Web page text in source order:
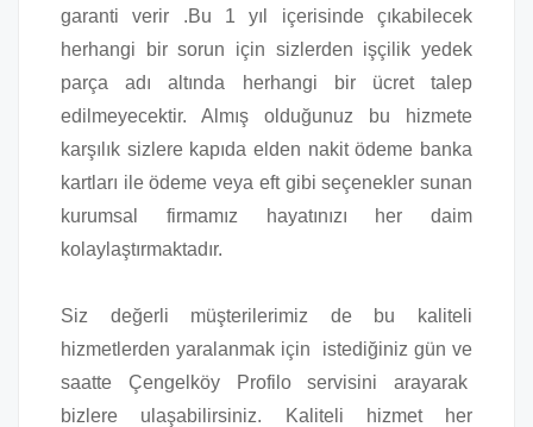
garanti verir .Bu 1 yıl içerisinde çıkabilecek
herhangi bir sorun için sizlerden işçilik yedek
parça adı altında herhangi bir ücret talep
edilmeyecektir. Almış olduğunuz bu hizmete
karşılık sizlere kapıda elden nakit ödeme banka
kartları ile ödeme veya eft gibi seçenekler sunan
kurumsal firmamız hayatınızı her daim
kolaylaştırmaktadır.
Siz değerli müşterilerimiz de bu kaliteli
hizmetlerden yaralanmak için istediğiniz gün ve
saatte Çengelköy Profilo servisini arayarak
bizlere ulaşabilirsiniz. Kaliteli hizmet her